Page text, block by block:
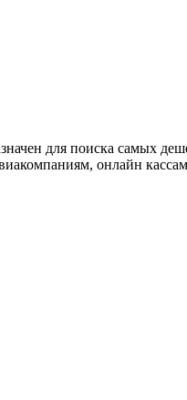
для поиска самых
онлайн